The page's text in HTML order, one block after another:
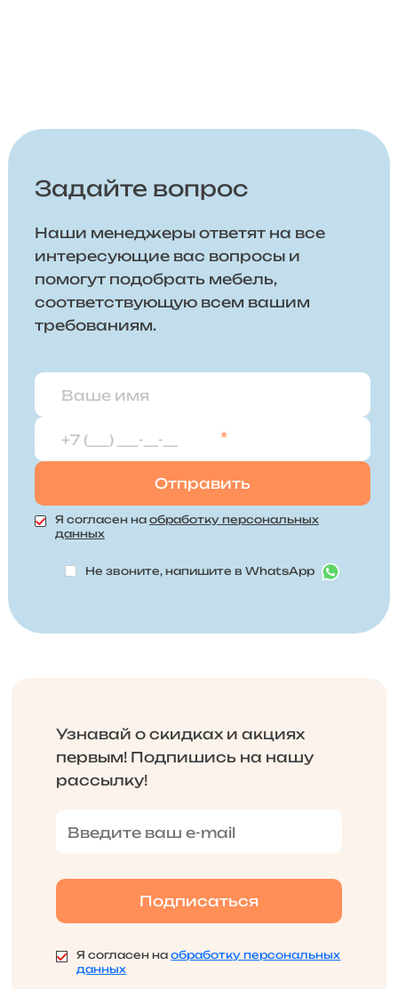
Задайте вопрос
Наши менеджеры ответят на все
интересующие вас вопросы и
помогут подобрать мебель,
соответствующую всем вашим
требованиям.
*
Я согласен на обработку персональных
данных
Не звоните, напишите в WhatsApp
Узнавай о скидках и акциях
первым! Подпишись на нашу
рассылку!
Я согласен наобработку персональных
данных